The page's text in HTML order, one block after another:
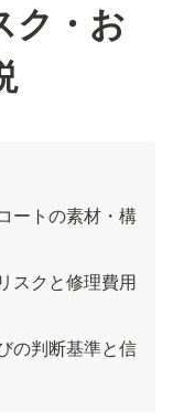
ク・お
ートの素材・構
スクと修理費用
の判断基準と信